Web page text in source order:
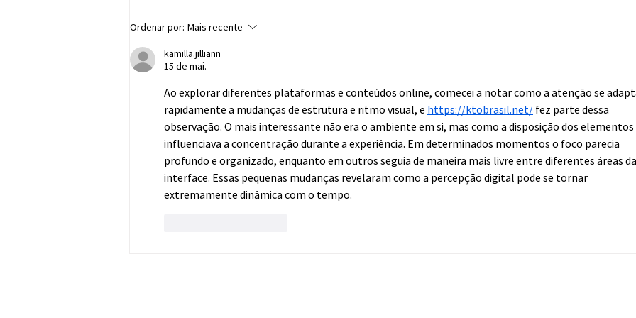
Iniciativa no RN reduz em
94,2% a mortalidade de aves
migratórias em linha de
transmissão de energia na
Praia de Soledade
paulista
Ordenar por: Mais recente
kamilla.jilliann
15 de mai.
Ao explorar diferentes plataformas e conteúdos online, comecei a notar como a atenção se
rapidamente a mudanças de estrutura e ritmo visual, e https://ktobrasil.net/ fez parte dessa
observação. O mais interessante não era o ambiente em si, mas como a disposição dos elementos
influenciava a concentração durante a experiência. Em determinados momentos o foco parecia
profundo e organizado, enquanto em outros seguia de maneira mais livre entre diferentes áreas da
interface. Essas pequenas mudanças revelaram como a percepção digital pode se tornar
extremamente dinâmica com o tempo.